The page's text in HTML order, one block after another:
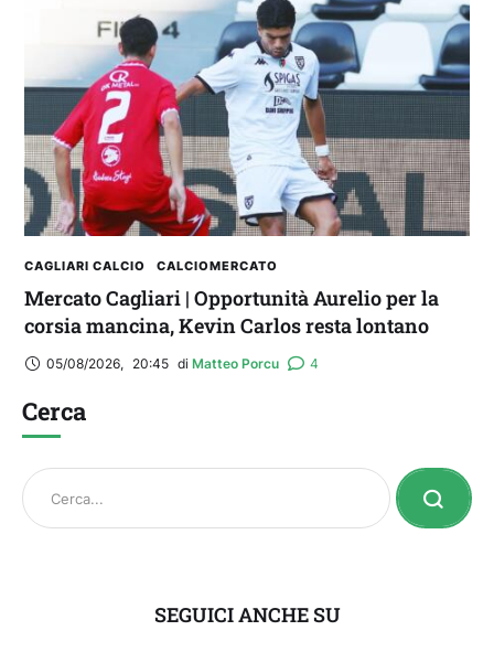
CAGLIARI CALCIO CALCIOMERCATO
Mercato Cagliari | Opportunità Aurelio per la
corsia mancina, Kevin Carlos resta lontano
05/08/2026, 20:45 di Matteo Porcu 4
Cerca
SEGUICI ANCHE SU